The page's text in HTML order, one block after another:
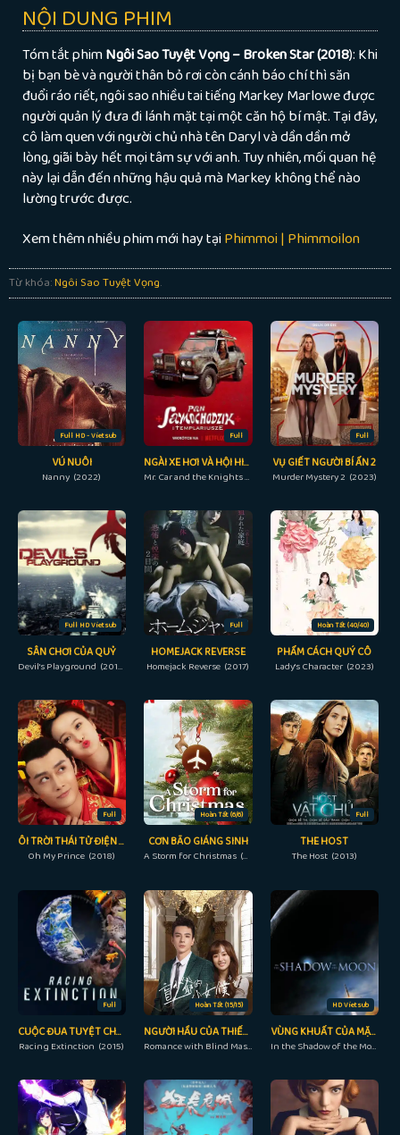
NỘI DUNG PHIM
Tóm tắt phimNgôi Sao Tuyệt Vọng – Broken Star (2018): Khi
bị bạn bè và người thân bỏ rơi còn cánh báo chí thì săn
đuổi ráo riết, ngôi sao nhiều tai tiếng Markey Marlowe được
người quản lý đưa đi lánh mặt tại một căn hộ bí mật. Tại đây,
cô làm quen với người chủ nhà tên Daryl và dần dần mở
lòng, giãi bày hết mọi tâm sự với anh. Tuy nhiên, mối quan hệ
này lại dẫn đến những hậu quả mà Markey không thể nào
lường trước được.
Xem thêm nhiều phim mới hay tạiPhimmoi | Phimmoilon
Từ khóa:Ngôi Sao Tuyệt Vọng.
Full HD - Vietsub
VÚ NUÔI
Nanny (2022)
Full
NGÀI XE HƠI VÀ HỘI HIỆP SĨ DÒNG ĐỀN
Mr. Car and the Knights Templar (2023)
Full
VỤ GIẾT NGƯỜI BÍ ẨN 2
Murder Mystery 2 (2023)
Full HD Vietsub
SÂN CHƠI CỦA QUỶ
Devil's Playground (2010)
Full
HOMEJACK REVERSE
Homejack Reverse (2017)
Hoàn Tất (40/40)
PHẨM CÁCH QUÝ CÔ
Lady's Character (2023)
Full
ÔI TRỜI THÁI TỬ ĐIỆN HẠ CỦA TÔI
Oh My Prince (2018)
Hoàn Tất (6/6)
CƠN BÃO GIÁNG SINH
A Storm for Christmas (2022)
Full
THE HOST
The Host (2013)
Full
CUỘC ĐUA TUYỆT CHỦNG
Racing Extinction (2015)
Hoàn Tất (15/15)
NGƯỜI HẦU CỦA THIẾU GIA MÙ
Romance with Blind Master (2023)
HD Vietsub
VÙNG KHUẤT CỦA MẶT TRĂNG
In the Shadow of the Moon (2007)